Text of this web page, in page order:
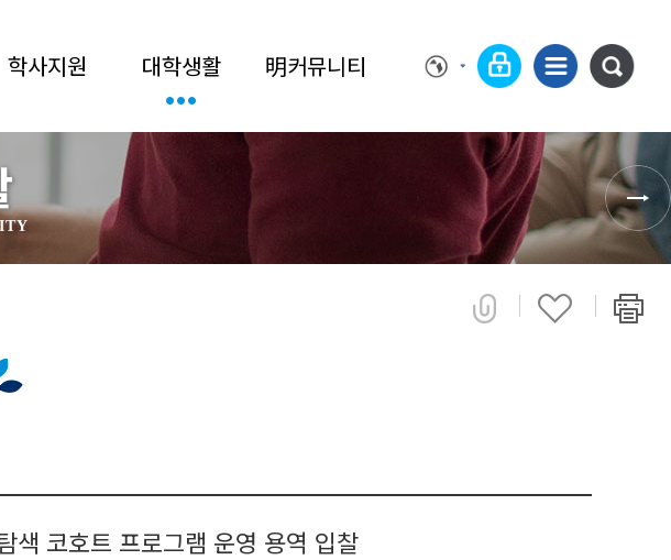
학사지원 대학생활 明커뮤니티
색 코호트 프로그램 운영 용역 입찰